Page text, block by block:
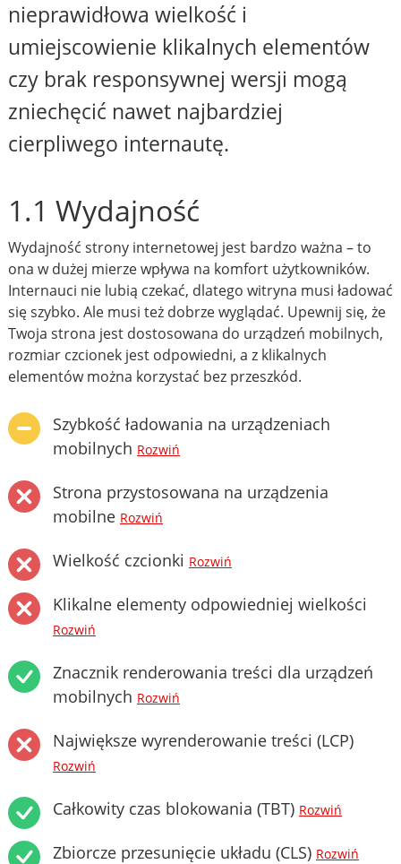
nieprawidłowa wielkość i
umiejscowienie klikalnych elementów
czy brak responsywnej wersji mogą
zniechęcić nawet najbardziej
cierpliwego internautę.
1.1 Wydajność
Wydajność strony internetowej jest bardzo ważna – to
ona w dużej mierze wpływa na komfort użytkowników.
Internauci nie lubią czekać, dlatego witryna musi ładować
się szybko. Ale musi też dobrze wyglądać. Upewnij się, że
Twoja strona jest dostosowana do urządzeń mobilnych,
rozmiar czcionek jest odpowiedni, a z klikalnych
elementów można korzystać bez przeszkód.
Szybkość ładowania na urządzeniach
mobilnych Rozwiń
Strona przystosowana na urządzenia
mobilne Rozwiń
Wielkość czcionki Rozwiń
Klikalne elementy odpowiedniej wielkości
Rozwiń
Znacznik renderowania treści dla urządzeń
mobilnych Rozwiń
Największe wyrenderowanie treści (LCP)
Rozwiń
Całkowity czas blokowania (TBT) Rozwiń
Zbiorcze przesunięcie układu (CLS) Rozwiń